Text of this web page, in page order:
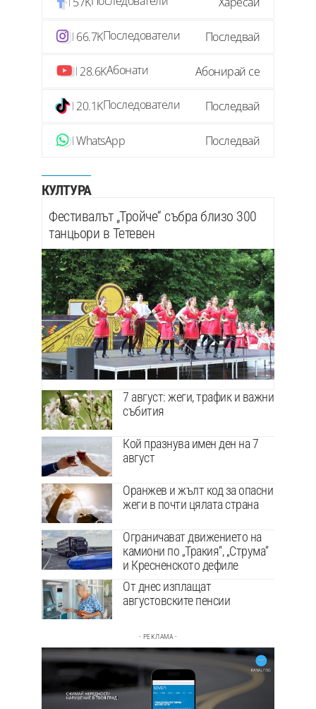
66.7KПоследователи Последвай
28.6KАбонати Абонирай се
20.1KПоследователи Последвай
WhatsApp Последвай
КУЛТУРА
Фестивалът „Тройче“ събра близо 300
танцьори в Тетевен
7 август: жеги, трафик и важни
събития
Кой празнува имен ден на 7
август
Оранжев и жълт код за опасни
жеги в почти цялата страна
Ограничават движението на
камиони по „Тракия“, „Струма“
и Кресненското дефиле
От днес изплащат
августовските пенсии
- РЕКЛАМА -